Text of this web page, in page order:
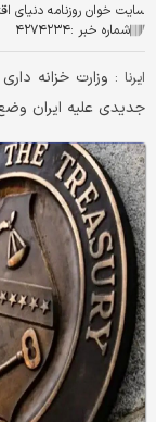
سایت خوان روزنامه دنیای
شماره خبر :۴۲۷۴۲۳۴
ایرنا : وزارت خزانه
جدیدی علیه ایران